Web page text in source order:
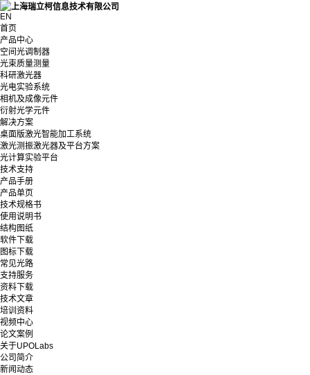
EN
首页
产品中心
空间光调制器
光束质量测量
科研激光器
光电实验系统
相机及成像元件
衍射光学元件
解决方案
桌面版激光智能加工系统
激光测振激光器及平台方案
光计算实验平台
技术支持
产品手册
产品单页
技术规格书
使用说明书
结构图纸
软件下载
图标下载
常见光路
支持服务
资料下载
技术文章
培训资料
视频中心
论文案例
关于UPOLabs
公司简介
新闻动态